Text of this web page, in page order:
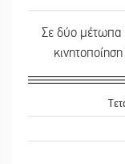
Σε δύο μέτωπα